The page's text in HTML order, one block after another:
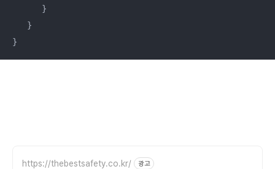
      }
   }
https://thebestsafety.co.kr/ 광고